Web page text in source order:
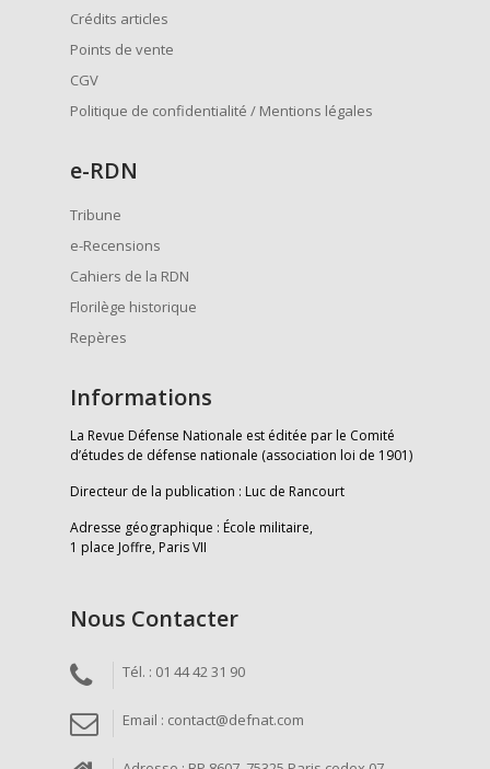
Crédits articles
Points de vente
CGV
Politique de confidentialité / Mentions légales
e-RDN
Tribune
e-Recensions
Cahiers de la RDN
Florilège historique
Repères
Informations
La Revue Défense Nationale est éditée par le Comité
d’études de défense nationale (association loi de 1901)
Directeur de la publication : Luc de Rancourt
Adresse géographique : École militaire,
1 place Joffre, Paris VII
Nous Contacter
Tél. : 01 44 42 31 90
Email : contact@defnat.com